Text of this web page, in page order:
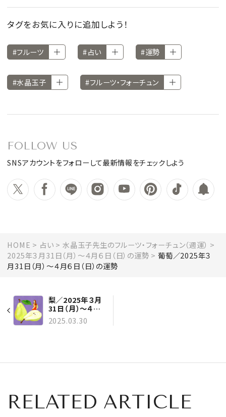
タグをお気に入りに追加しよう！
#フルーツ #占い #運勢
#水晶玉子 #フルーツ・フォーチュン
FOLLOW US
SNSアカウントをフォローして最新情報をチェックしよう
HOME 占い
水晶玉子先生のフルーツ・フォーチュン（週運）
2025年３月31日（月）～４月６日（日）の運勢
葡萄／2025年３
月31日（月）～４月６日（日）の運勢
梨／2025年３月
31日（月）～４月６
日（日）の運勢
2025.03.30
RELATED ARTICLE